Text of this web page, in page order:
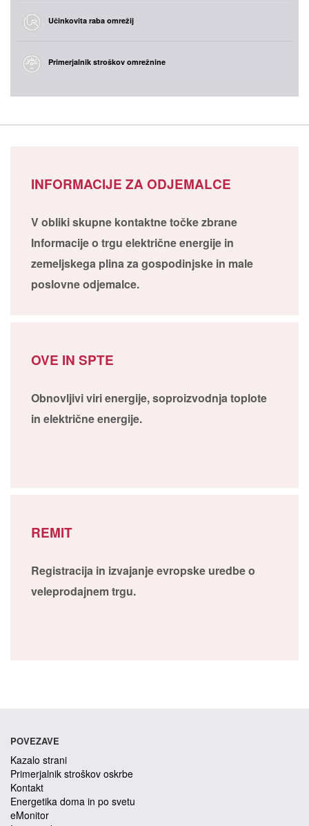
Učinkovita raba omrežij
Primerjalnik stroškov omrežnine
INFORMACIJE ZA ODJEMALCE
V obliki skupne kontaktne točke zbrane
Informacije o trgu električne energije in
zemeljskega plina za gospodinjske in male
poslovne odjemalce.
OVE IN SPTE
Obnovljivi viri energije, soproizvodnja toplote
in električne energije.
REMIT
Registracija in izvajanje evropske uredbe o
veleprodajnem trgu.
POVEZAVE
Kazalo strani
Primerjalnik stroškov oskrbe
Kontakt
Energetika doma in po svetu
eMonitor